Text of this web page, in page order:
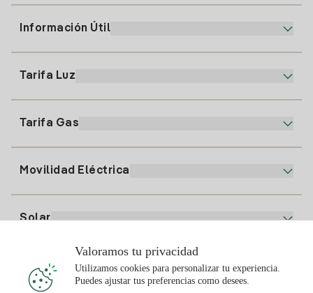
91 919 52 73
clientes@tuiberdrola.es
Información Útil
Alta Gas
Tarifa Luz
Precio de la luz hoy
Tarifa Gas
Movilidad Eléctrica
Solar
Plan Solar
Te interesa
Valoramos tu privacidad
Utilizamos cookies para personalizar tu experiencia.
Puedes ajustar tus preferencias como desees.